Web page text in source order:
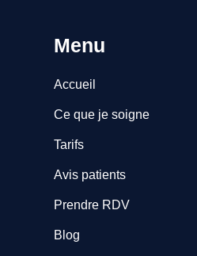
Menu
Accueil
Ce que je soigne
Tarifs
Avis patients
Prendre RDV
Blog